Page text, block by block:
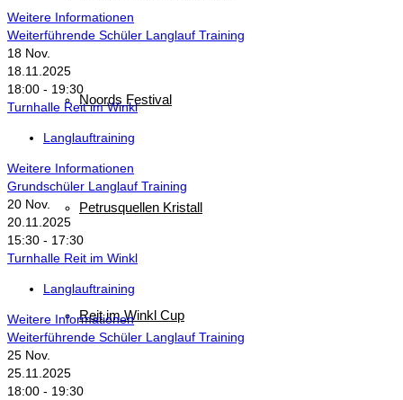
Noords Festival
Petrusquellen Kristall
Reit im Winkl Cup
Weitere Informationen
Weiterführende Schüler Langlauf Training
18 Nov.
18.11.2025
18:00 - 19:30
Turnhalle Reit im Winkl
Langlauftraining
Weitere Informationen
Grundschüler Langlauf Training
20 Nov.
20.11.2025
15:30 - 17:30
Turnhalle Reit im Winkl
Langlauftraining
Weitere Informationen
Weiterführende Schüler Langlauf Training
25 Nov.
25.11.2025
18:00 - 19:30